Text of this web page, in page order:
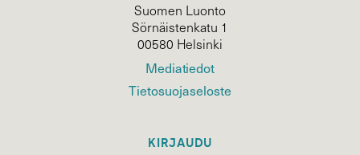
Suomen Luonto
Sörnäistenkatu 1
00580 Helsinki
Mediatiedot
Tietosuojaseloste
KIRJAUDU